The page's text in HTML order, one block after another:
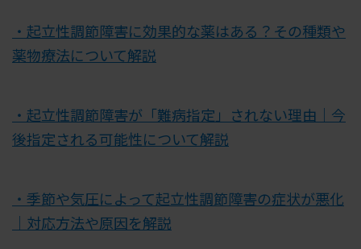
・起立性調節障害に効果的な薬はある？その種類や
薬物療法について解説
・起立性調節障害が「難病指定」されない理由｜今
後指定される可能性について解説
・季節や気圧によって起立性調節障害の症状が悪化
｜対応方法や原因を解説